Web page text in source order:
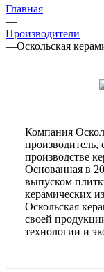
Главная
—
Производители
—Оскольская
Компания
производстве
Основанная в
выпуском
керамических
Оскольская
своей
технологии и